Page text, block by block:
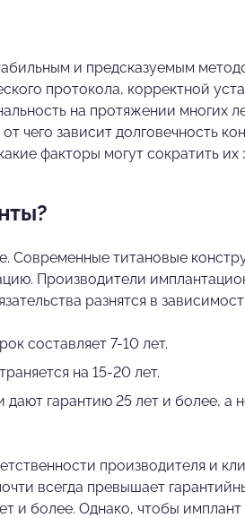
и предсказуемым
протокола, корректной
на протяжении многих
чего зависит долговечность
факторы могут сократить их
Современные титановые
Производители
разнятся в
составляет 7-10 лет.
на 15-20 лет.
гарантию 25 лет и более, а
производителя и
всегда превышает
и более. Однако, чтобы